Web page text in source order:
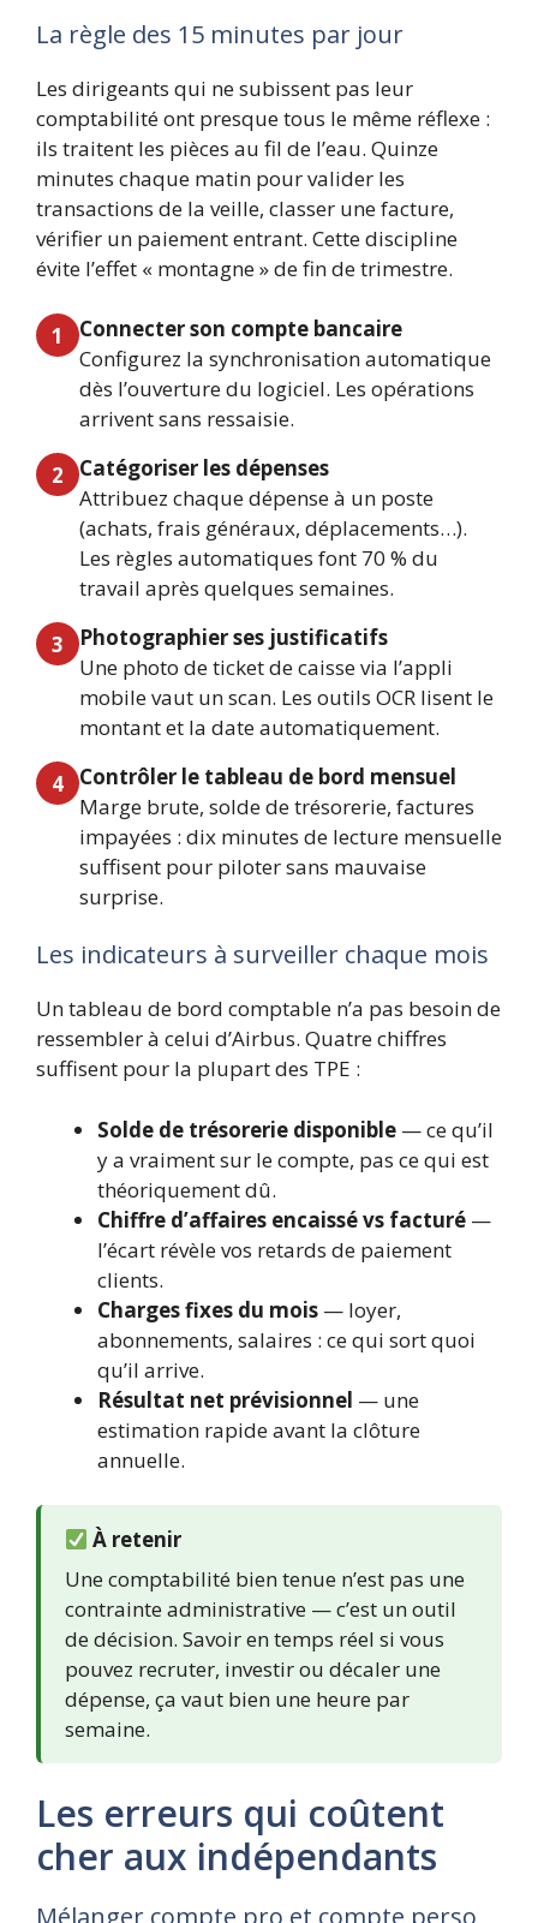
La règle des 15 minutes par jour
Les dirigeants qui ne subissent pas leur
comptabilité ont presque tous le même réflexe :
ils traitent les pièces au fil de l’eau. Quinze
minutes chaque matin pour valider les
transactions de la veille, classer une facture,
vérifier un paiement entrant. Cette discipline
évite l’effet « montagne » de fin de trimestre.
1
Connecter son compte bancaire
Configurez la synchronisation automatique
dès l’ouverture du logiciel. Les opérations
arrivent sans ressaisie.
2
Catégoriser les dépenses
Attribuez chaque dépense à un poste
(achats, frais généraux, déplacements…).
Les règles automatiques font 70 % du
travail après quelques semaines.
3
Photographier ses justificatifs
Une photo de ticket de caisse via l’appli
mobile vaut un scan. Les outils OCR lisent le
montant et la date automatiquement.
4
Contrôler le tableau de bord mensuel
Marge brute, solde de trésorerie, factures
impayées : dix minutes de lecture mensuelle
suffisent pour piloter sans mauvaise
surprise.
Les indicateurs à surveiller chaque mois
Un tableau de bord comptable n’a pas besoin de
ressembler à celui d’Airbus. Quatre chiffres
suffisent pour la plupart des TPE :
Solde de trésorerie disponible — ce qu’il
y a vraiment sur le compte, pas ce qui est
théoriquement dû.
Chiffre d’affaires encaissé vs facturé —
l’écart révèle vos retards de paiement
clients.
Charges fixes du mois — loyer,
abonnements, salaires : ce qui sort quoi
qu’il arrive.
Résultat net prévisionnel — une
estimation rapide avant la clôture
annuelle.
À retenir
Une comptabilité bien tenue n’est pas une
contrainte administrative — c’est un outil
de décision. Savoir en temps réel si vous
pouvez recruter, investir ou décaler une
dépense, ça vaut bien une heure par
semaine.
Les erreurs qui coûtent
cher aux indépendants
Mélanger compte pro et compte perso